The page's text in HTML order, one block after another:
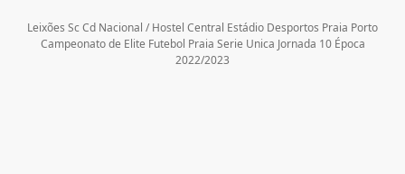
Leixões Sc Cd Nacional / Hostel Central Estádio Desportos Praia Porto
Campeonato de Elite Futebol Praia Serie Unica Jornada 10 Época
2022/2023